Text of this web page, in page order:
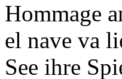
Hommage
el nave va
See ihre